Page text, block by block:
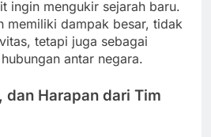
ingin mengukir sejarah baru.
memiliki dampak besar, tidak
tetapi juga sebagai
antar negara.
Harapan dari Tim